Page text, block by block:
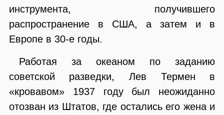
инструмента, получившего
распространение в США, а затем и в
Европе в 30-е годы.
Работая за океаном по заданию
советской разведки, Лев Термен в
«кровавом» 1937 году был неожиданно
отозван из Штатов, где остались его жена и